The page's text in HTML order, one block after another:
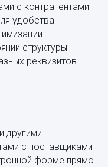
с контрагентами
удобства
структуры
реквизитов
другими
с поставщиками
форме прямо